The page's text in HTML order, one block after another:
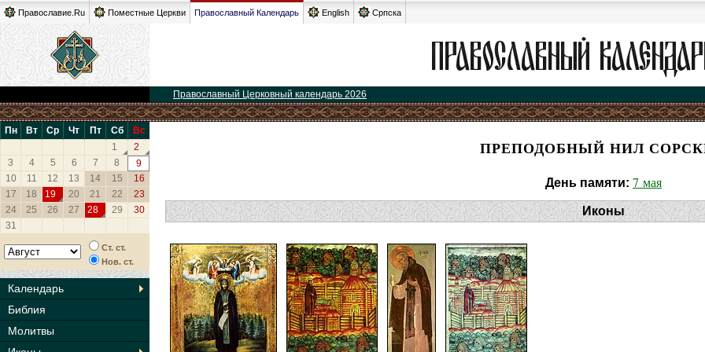
Православие.Ru Поместные Церкви Православный Календарь English Српска
Православный Церковный календарь 2026
Пн Вт Ср Чт Пт Сб
Вс
1
2
3
4 5 6 7 8
9
10
11 12 13 14 15
16
17
18 19 20 21 22
23
24
25 26 27 28 29
30
31
Ст. ст.
Нов. ст.
Календарь
Библия
Молитвы
ПРЕПОДОБНЫЙ НИЛ
День памяти: 7 мая
Иконы